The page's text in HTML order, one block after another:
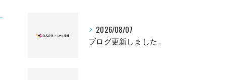
2026/08/07
ブログ更新しました🙌🏻✨